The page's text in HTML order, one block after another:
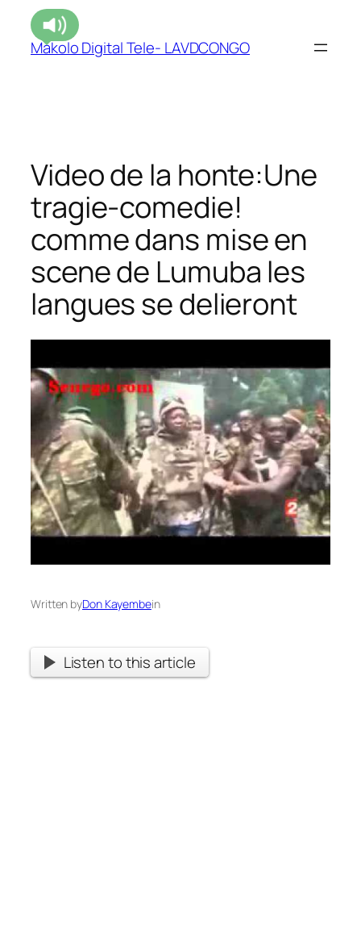
Makolo Digital Tele- LAVDCONGO
Video de la honte:Une
tragie-comedie!
comme dans mise en
scene de Lumuba les
langues se delieront
Written byDon Kayembein
Listen to this article